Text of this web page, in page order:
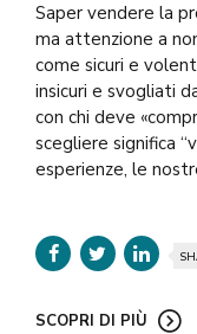
Saper vendere la
ma attenzione a
come sicuri e
insicuri e svogliati
con chi deve
scegliere significa
esperienze, le
SCOPRI DI PIÙ